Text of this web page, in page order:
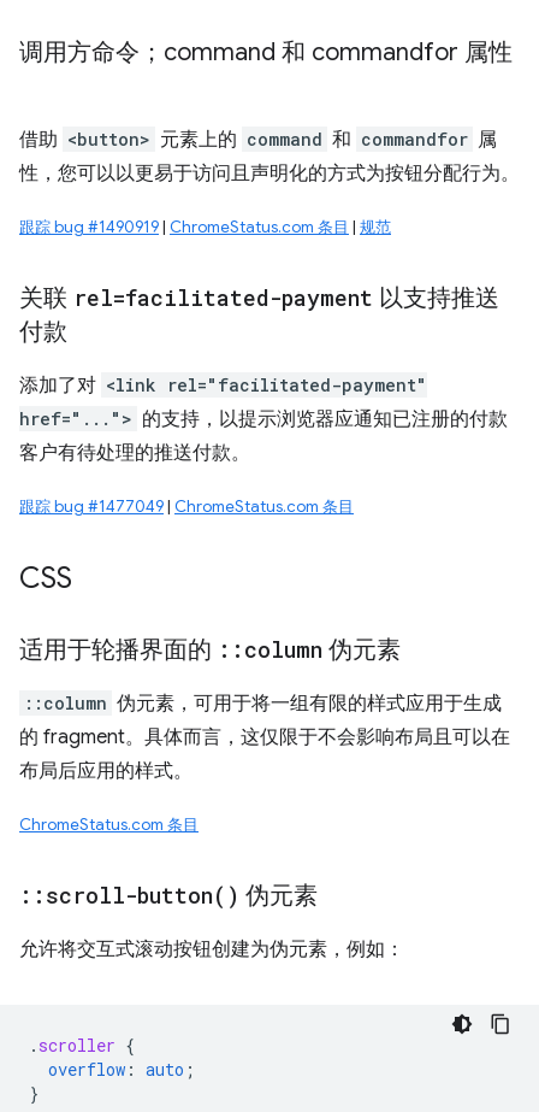
调用方命令；command 和 commandfor 属性
借助 <button> 元素上的 command 和 commandfor 属
性，您可以以更易于访问且声明化的方式为按钮分配行为。
跟踪 bug #1490919| ChromeStatus.com 条目 | 规范
关联 rel=facilitated-payment 以支持推送
付款
添加了对 <link rel="facilitated-payment"
href="..."> 的支持，以提示浏览器应通知已注册的付款
客户有待处理的推送付款。
跟踪 bug #1477049| ChromeStatus.com 条目
CSS
适用于轮播界面的 :: column 伪元素
::column 伪元素，可用于将一组有限的样式应用于生成
的 fragment。具体而言，这仅限于不会影响布局且可以在
布局后应用的样式。
ChromeStatus.com 条目
:: scroll-button( ) 伪元素
允许将交互式滚动按钮创建为伪元素，例如：
. scroller {
overflow : auto ;
}